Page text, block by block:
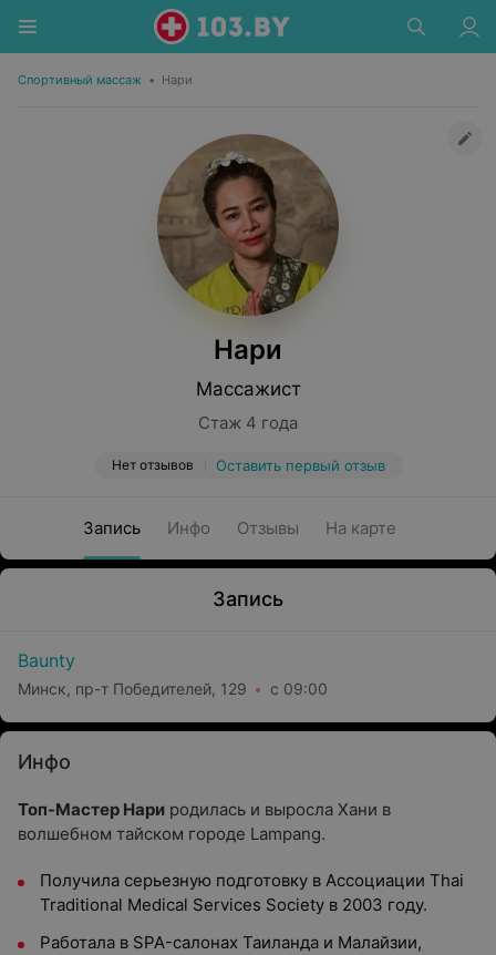
Спортивный массаж • Нари
Нари
Массажист
Стаж 4 года
Нет отзывов Оставить первый отзыв
Запись Инфо Отзывы На карте
Запись
Baunty
Минск, пр-т Победителей, 129 с 09:00
Инфо
Топ-Мастер Нари родилась и выросла Хани в
волшебном тайском городе Lampang.
Получила серьезную подготовку в Ассоциации Thai
Traditional Medical Services Society в 2003 году.
Работала в SPA-салонах Таиланда и Малайзии,